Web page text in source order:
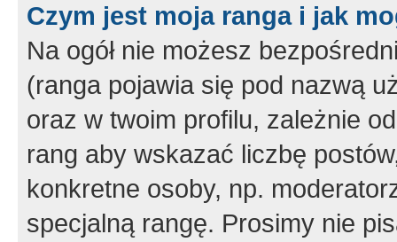
Czym jest moja ranga i jak
Na ogół nie możesz
(ranga pojawia się pod nazwą
oraz w twoim profilu, zależnie
rang aby wskazać liczbę
konkretne osoby, np.
specjalną rangę. Prosimy nie